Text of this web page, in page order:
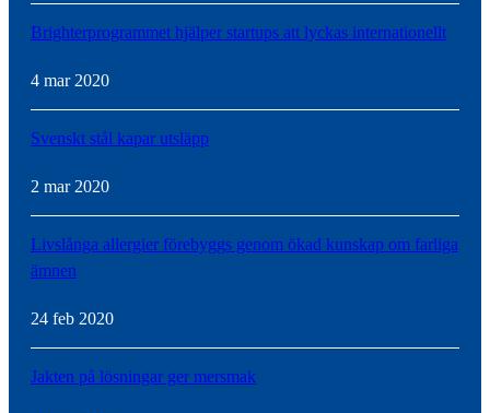
Brighterprogrammet hjälper startups att lyckas internationellt
4 mar 2020
Svenskt stål kapar utsläpp
2 mar 2020
Livslånga allergier förebyggs genom ökad kunskap om farliga
ämnen
24 feb 2020
Jakten på lösningar ger mersmak